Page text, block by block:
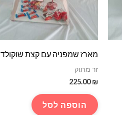
מארז שמפניה עם קצת שוקולד
זר מתוק
225.00₪
הוספה לסל